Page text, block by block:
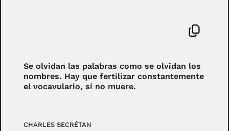
Se olvidan las palabras como se olvidan los
nombres. Hay que fertilizar constantemente
el vocavulario, si no muere.
CHARLES SECRÉTAN